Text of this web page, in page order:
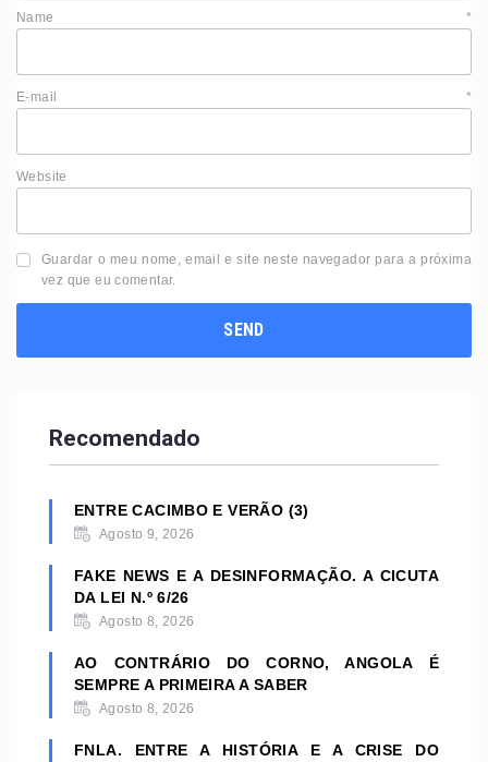
Name *
E-mail *
Website
Guardar o meu nome, email e site neste navegador para a próxima
vez que eu comentar.
Recomendado
ENTRE CACIMBO E VERÃO (3)
Agosto 9, 2026
FAKE NEWS E A DESINFORMAÇÃO. A CICUTA
DA LEI N.º 6/26
Agosto 8, 2026
AO CONTRÁRIO DO CORNO, ANGOLA É
SEMPRE A PRIMEIRA A SABER
Agosto 8, 2026
FNLA. ENTRE A HISTÓRIA E A CRISE DO